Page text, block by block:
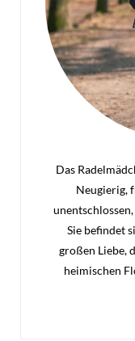
Das
Neugierig,
Sie befindet
großen Liebe,
heimischen